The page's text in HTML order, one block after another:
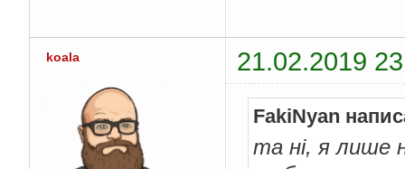
koala 21.02.2019
FakiNyan
та ні, я лише